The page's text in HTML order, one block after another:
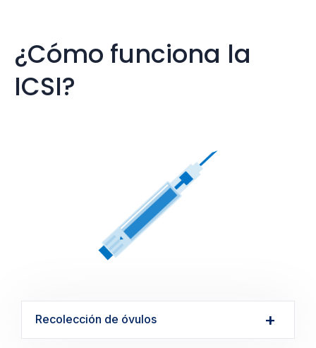
¿Cómo funciona la
ICSI?
Recolección de óvulos